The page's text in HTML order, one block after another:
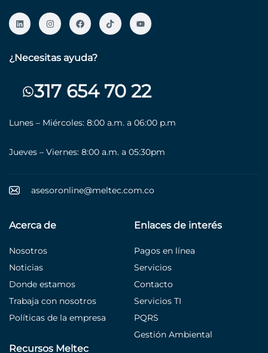
¿Necesitas ayuda?
317 654 70 22
Lunes – Miércoles: 8:00 a.m. a 06:00 p.m
Jueves – Viernes: 8:00 a.m. a 05:30pm
asesoronline@meltec.com.co
Acerca de
Nosotros
Noticias
Donde estamos
Trabaja con nosotros
Políticas de la empresa
Enlaces de interés
Pagos en línea
Servicios
Contacto
Servicios TI
PQRS
Gestión Ambiental
Recursos Meltec